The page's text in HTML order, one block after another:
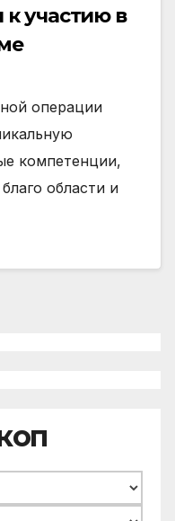
участию в
операции
компетенции,
области и